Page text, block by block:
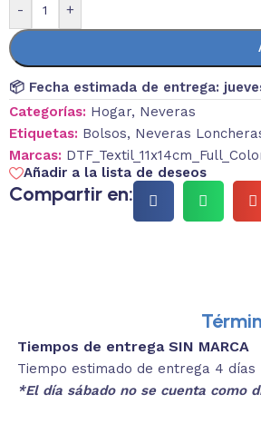
- +
📦 Fecha estimada de entrega:
Categorías: Hogar, Neveras
Etiquetas: Bolsos, Neveras
Marcas:
Añadir a la lista de deseos
Compartir en:
Descripciones breves y
REVISA
Tiempos de entrega SIN MARCA
Tiempo estimado de entrega 4
*El día sábado no se cuenta como